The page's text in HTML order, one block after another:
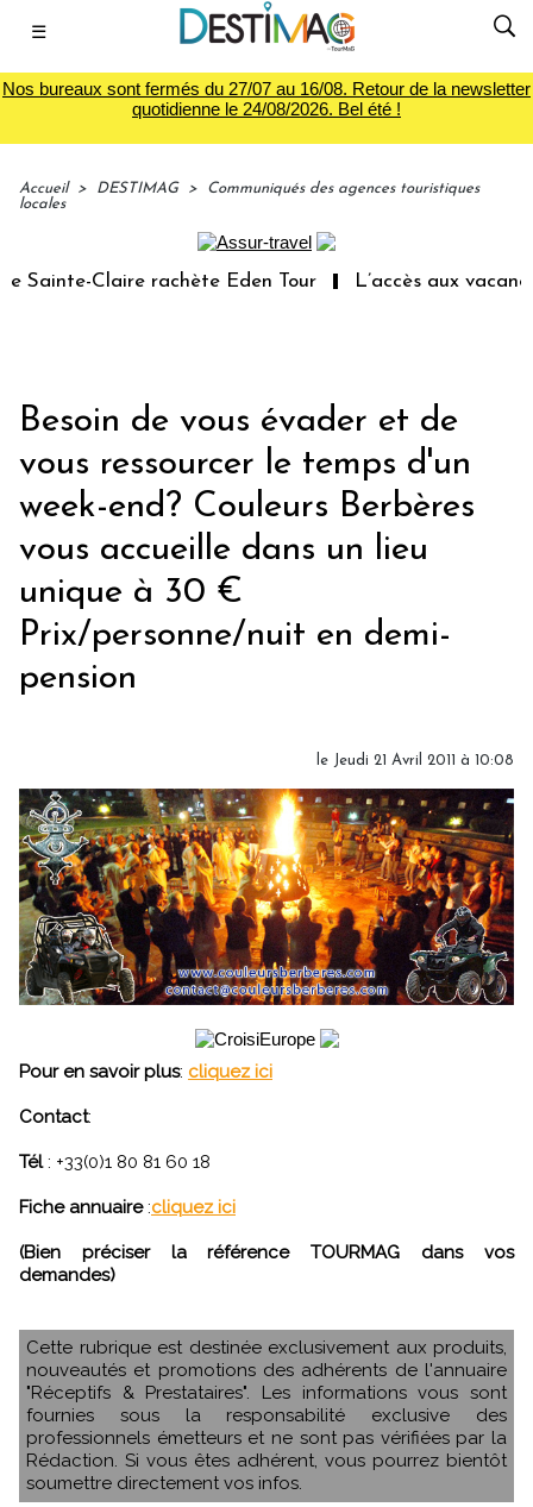
☰
Nos bureaux sont fermés du 27/07 au 16/08. Retour de la newsletter
quotidienne le 24/08/2026. Bel été !
Accueil > DESTIMAG >
Communiqués des agences touristiques
locales
Sainte-Claire rachète Eden Tour L’accès aux
Besoin de vous évader et de
vous ressourcer le temps d'un
week-end? Couleurs Berbères
vous accueille dans un lieu
unique à 30 €
Prix/personne/nuit en demi-
pension
le Jeudi 21 Avril 2011 à 10:08
Pour en savoir plus: cliquez ici
Contact:
Tél: +33(0)1 80 81 60 18
Fiche annuaire:cliquez ici
(Bien préciser la référence TOURMAG dans vos
demandes)
Cette rubrique est destinée exclusivement aux produits,
nouveautés et promotions des adhérents de l'annuaire
"Réceptifs & Prestataires". Les informations vous sont
fournies sous la responsabilité exclusive des
professionnels émetteurs et ne sont pas vérifiées par la
Rédaction. Si vous êtes adhérent, vous pourrez bientôt
soumettre directement vos infos.